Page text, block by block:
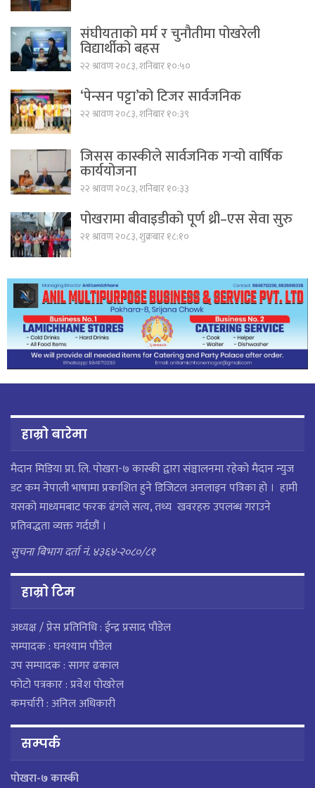
संघीयताको मर्म र चुनौतीमा पोखरेली
विद्यार्थीको बहस
२२ श्रावण २०८३, शनिबार १०:५०
‘पेन्सन पट्टा’को टिजर सार्वजनिक
२२ श्रावण २०८३, शनिबार १०:३९
जिसस कास्कीले सार्वजनिक गर्‍यो वार्षिक
कार्ययोजना
२२ श्रावण २०८३, शनिबार १०:३३
पोखरामा बीवाइडीको पूर्ण थ्री–एस सेवा सुरु
२१ श्रावण २०८३, शुक्रबार १८:१०
हाम्रो बारेमा
मैदान मिडिया प्रा. लि. पाेखरा-७ कास्की द्वारा संञ्चालनमा रहेको मैदान न्युज
डट कम नेपाली भाषामा प्रकाशित हुने डिजिटल अनलाइन पत्रिका हो । हामी
यसको माध्यमबाट फरक ढंगले सत्य, तथ्य खवरहरु उपलब्ध गराउने
प्रतिवद्धता व्यक्त गर्दछौं ।
सुचना बिभाग दर्ता नं. ४३६४-२०८०/८१
हाम्राे टिम
अध्यक्ष / प्रेस प्रतिनिधि : ईन्द्र प्रसाद पौडेल
सम्पादक : घनश्याम पौडेल
उप सम्पादक : सागर ढकाल
फोटो पत्रकार : प्रवेश पोखरेल
कमर्चारी : अनिल अधिकारी
सम्पर्क
पाेखरा-७ कास्की